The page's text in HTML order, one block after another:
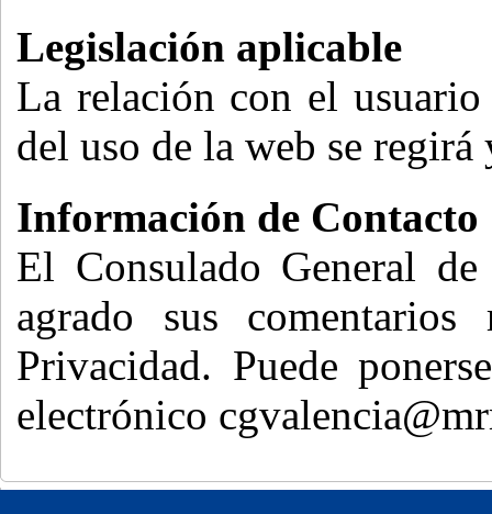
Legislación aplicable
La relación con el
del uso de la web se regirá
Información de Contacto
El Consulado General
agrado sus
Privacidad. Puede
electrónico